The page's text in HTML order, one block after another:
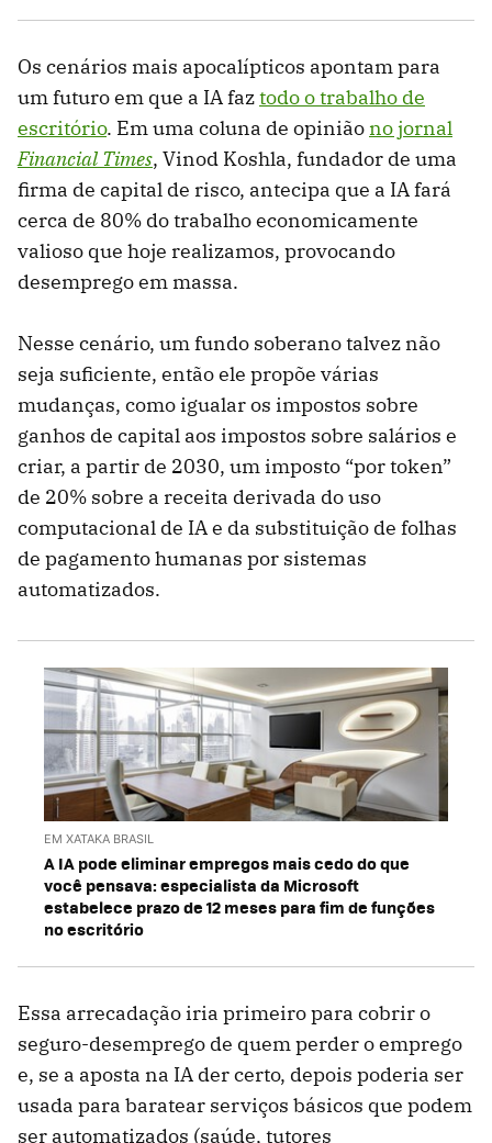
Os cenários mais apocalípticos apontam para
um futuro em que a IA faztodo o trabalho de
escritório. Em uma coluna de opiniãono jornal
Financial Times, Vinod Koshla, fundador de uma
firma de capital de risco, antecipa que a IA fará
cerca de 80% do trabalho economicamente
valioso que hoje realizamos, provocando
desemprego em massa.
Nesse cenário, um fundo soberano talvez não
seja suficiente, então ele propõe várias
mudanças, como igualar os impostos sobre
ganhos de capital aos impostos sobre salários e
criar, a partir de 2030, um imposto “por token”
de 20% sobre a receita derivada do uso
computacional de IA e da substituição de folhas
de pagamento humanas por sistemas
automatizados.
EM XATAKA BRASIL
A IA pode eliminar empregos mais cedo do que
você pensava: especialista da Microsoft
estabelece prazo de 12 meses para fim de funções
no escritório
Essa arrecadação iria primeiro para cobrir o
seguro-desemprego de quem perder o emprego
e, se a aposta na IA der certo, depois poderia ser
usada para baratear serviços básicos que podem
ser automatizados (saúde, tutores